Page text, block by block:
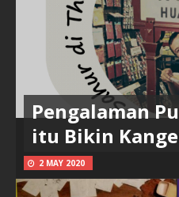
Pengalaman
itu Bikin
2 MAY 2020